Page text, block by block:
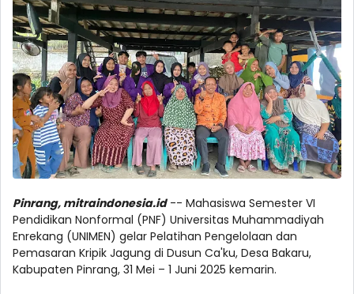
Pinrang, mitraindonesia.id-- Mahasiswa Semester VI
Pendidikan Nonformal (PNF) Universitas Muhammadiyah
Enrekang (UNIMEN) gelar Pelatihan Pengelolaan dan
Pemasaran Kripik Jagung di Dusun Ca'ku, Desa Bakaru,
Kabupaten Pinrang, 31 Mei – 1 Juni 2025 kemarin.